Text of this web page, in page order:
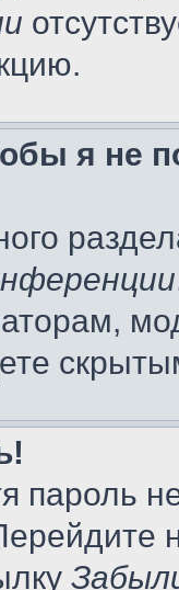
я не
пароль